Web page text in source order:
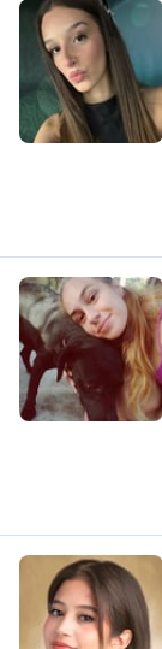
A
C
E